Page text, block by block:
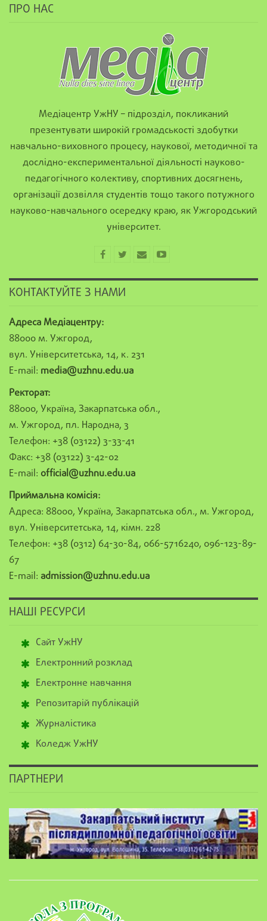
ПРО НАС
Медіацентр УжНУ – підрозділ, покликаний
презентувати широкій громадськості здобутки
навчально-виховного процесу, наукової, методичної та
дослідно-експериментальної діяльності науково-
педагогічного колективу, спортивних досягнень,
організації дозвілля студентів тощо такого потужного
науково-навчального осередку краю, як Ужгородський
університет.
КОНТАКТУЙТЕ З НАМИ
Адреса Медіацентру:
88000 м. Ужгород,
вул. Університетська, 14, к. 231
E-mail: media@uzhnu.edu.ua
Ректорат:
88000, Україна, Закарпатська обл.,
м. Ужгород, пл. Народна, 3
Телефон: +38 (03122) 3-33-41
Факс: +38 (03122) 3-42-02
E-mail: official@uzhnu.edu.ua
Приймальна комісія:
Адреса: 88000, Україна, Закарпатська обл., м. Ужгород,
вул. Університетська, 14, кімн. 228
Телефон: +38 (0312) 64-30-84, 066-5716240, 096-123-89-
67
E-mail: admission@uzhnu.edu.ua
НАШІ РЕСУРСИ
Сайт УжНУ
Електронний розклад
Електронне навчання
Репозитарій публікацій
Журналістика
Коледж УжНУ
ПАРТНЕРИ